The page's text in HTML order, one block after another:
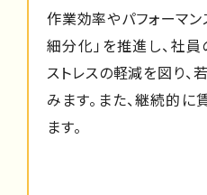
作業効率やパフォーマ
細分化」を推進し、社
ストレスの軽減を図り
みます。また、継続的
ます。